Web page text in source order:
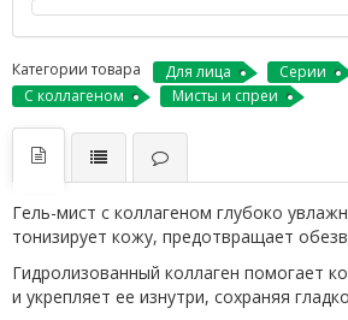
Категории товара Для лица
Серии
С коллагеном
Мисты и спреи
Гель-мист с коллагеном глубоко
тонизирует кожу, предотвращает
Гидролизованный коллаген помогает
и укрепляет ее изнутри, сохраняя